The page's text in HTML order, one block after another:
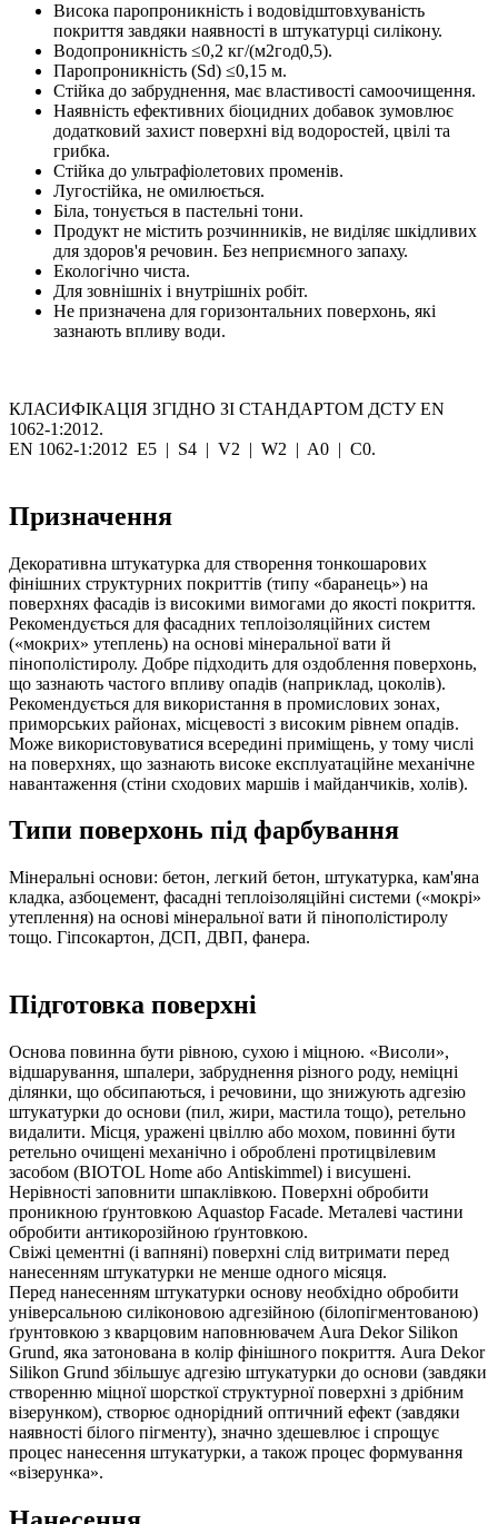
Висока паропроникність і водовідштовхуваність
покриття завдяки наявності в штукатурці силікону.
Водопроникність ≤0,2 кг/(м2год0,5).
Паропроникність (Sd) ≤0,15 м.
Стійка до забруднення, має властивості самоочищення.
Наявність ефективних біоцидних добавок зумовлює
додатковий захист поверхні від водоростей, цвілі та
грибка.
Стійка до ультрафіолетових променів.
Лугостійка, не омилюється.
Біла, тонується в пастельні тони.
Продукт не містить розчинників, не виділяє шкідливих
для здоров'я речовин. Без неприємного запаху.
Екологічно чиста.
Для зовнішніх і внутрішніх робіт.
Не призначена для горизонтальних поверхонь, які
зазнають впливу води.
КЛАСИФІКАЦІЯ ЗГІДНО ЗІ СТАНДАРТОМ ДСТУ EN
1062-1:2012.
EN 1062-1:2012 E5 | S4 | V2 | W2 | A0 | С0.
Призначення
Декоративна штукатурка для створення тонкошарових
фінішних структурних покриттів (типу «баранець») на
поверхнях фасадів із високими вимогами до якості покриття.
Рекомендується для фасадних теплоізоляційних систем
(«мокрих» утеплень) на основі мінеральної вати й
пінополістиролу. Добре підходить для оздоблення поверхонь,
що зазнають частого впливу опадів (наприклад, цоколів).
Рекомендується для використання в промислових зонах,
приморських районах, місцевості з високим рівнем опадів.
Може використовуватися всередині приміщень, у тому числі
на поверхнях, що зазнають високе експлуатаційне механічне
навантаження (стіни сходових маршів і майданчиків, холів).
Типи поверхонь під фарбування
Мінеральні основи: бетон, легкий бетон, штукатурка, кам'яна
кладка, азбоцемент, фасадні теплоізоляційні системи («мокрі»
утеплення) на основі мінеральної вати й пінополістиролу
тощо. Гіпсокартон, ДСП, ДВП, фанера.
Підготовка поверхні
Основа повинна бути рівною, сухою і міцною. «Висоли»,
відшарування, шпалери, забруднення різного роду, неміцні
ділянки, що обсипаються, і речовини, що знижують адгезію
штукатурки до основи (пил, жири, мастила тощо), ретельно
видалити. Місця, уражені цвіллю або мохом, повинні бути
ретельно очищені механічно і оброблені протицвілевим
засобом (BIOTOL Home або Antiskimmel) і висушені.
Нерівності заповнити шпаклівкою. Поверхні обробити
проникною ґрунтовкою Aquastop Facade. Металеві частини
обробити антикорозійною ґрунтовкою.
Свіжі цементні (і вапняні) поверхні слід витримати перед
нанесенням штукатурки не менше одного місяця.
Перед нанесенням штукатурки основу необхідно обробити
універсальною силіконовою адгезійною (білопігментованою)
ґрунтовкою з кварцовим наповнювачем Aura Dekor Silikon
Grund, яка затонована в колір фінішного покриття. Aura Dekor
Silikon Grund збільшує адгезію штукатурки до основи (завдяки
створенню міцної шорсткої структурної поверхні з дрібним
візерунком), створює однорідний оптичний ефект (завдяки
наявності білого пігменту), значно здешевлює і спрощує
процес нанесення штукатурки, а також процес формування
«візерунка».